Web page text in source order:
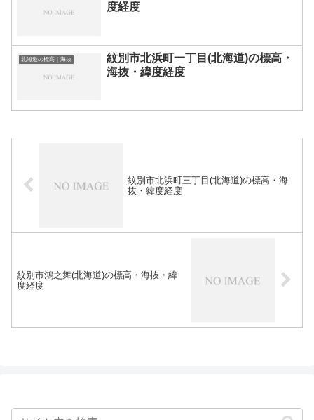
度経度
北海道の標高｜海抜
紋別市北浜町一丁目(北海道)の標高・
海抜・緯度経度
紋別市北浜町三丁目(北海道)の標高・海
抜・緯度経度
紋別市鴻之舞(北海道)の標高・海抜・緯
度経度